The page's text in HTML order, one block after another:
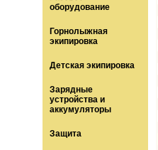
оборудование
Горнолыжная
экипировка
Детская экипировка
Зарядные
устройства и
аккумуляторы
Защита